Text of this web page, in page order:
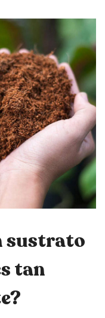
sustrato
tan